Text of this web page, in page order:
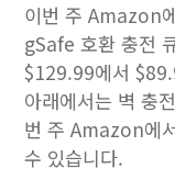
이번 주 Amazon
gSafe 호환 충전
$129.99에서
아래에서는 벽 충
번 주 Amazon에
수 있습니다.